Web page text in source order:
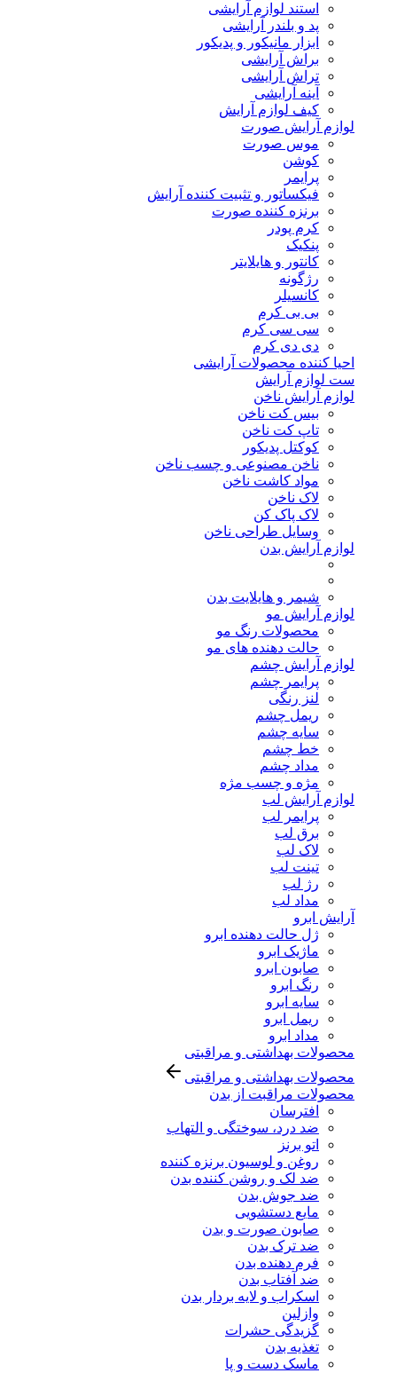
استند لوازم آرایشی
پد و بلندر آرایشی
ابزار مانیکور و پدیکور
براش آرایشی
تراش آرایشی
آینه آرایشی
کیف لوازم آرایش
لوازم آرایش صورت
موس صورت
کوشن
پرایمر
فیکساتور و تثبیت کننده آرایش
برنزه کننده صورت
کرم پودر
پنکیک
کانتور و هایلایتر
رژگونه
کانسیلر
بی بی کرم
سی سی کرم
دی دی کرم
احیا کننده محصولات آرایشی
ست لوازم آرایش
لوازم آرایش ناخن
بیس کت ناخن
تاپ کت ناخن
کوکتل پدیکور
ناخن مصنوعی و چسب ناخن
مواد کاشت ناخن
لاک ناخن
لاک پاک کن
وسایل طراحی ناخن
لوازم آرایش بدن
شیمر و هایلایت بدن
لوازم آرایش مو
محصولات رنگ مو
حالت دهنده های مو
لوازم آرایش چشم
پرایمر چشم
لنز رنگی
ریمل چشم
سایه چشم
خط چشم
مداد چشم
مژه و چسب مژه
لوازم آرایش لب
پرایمر لب
برق لب
لاک لب
تینت لب
رژ لب
مداد لب
آرایش ابرو
ژل حالت دهنده ابرو
ماژیک ابرو
صابون ابرو
رنگ ابرو
سایه ابرو
ریمل ابرو
مداد ابرو
محصولات بهداشتی و مراقبتی
محصولات بهداشتی و مراقبتی
محصولات مراقبت از بدن
افترسان
ضد درد، سوختگی و التهاب
اتو برنز
روغن و لوسیون برنزه کننده
ضد لک و روشن کننده بدن
ضد جوش بدن
مایع دستشویی
صابون صورت و بدن
ضد ترک بدن
فرم دهنده بدن
ضد آفتاب بدن
اسکراب و لایه بردار بدن
وازلین
گزیدگی حشرات
تغذیه بدن
ماسک دست و پا